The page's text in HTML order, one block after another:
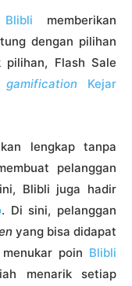
memberikan
dengan pilihan
pilihan, Flash Sale
gamification Kejar
lengkap tanpa
pelanggan
Blibli juga hadir
. Di sini, pelanggan
yang bisa didapat
poin Blibli
menarik setiap